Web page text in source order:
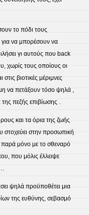
το πόδι τους
να μπορέσουν να
γι αυτούς που back
χωρίς τους οποίους οι
βιοτικές μέριμνες
να πετάξουν τόσο ψηλά ,
πεζής επιβίωσης .
και τα όρια της ζωής
στοχεύει στην προσωπική
παρά μόνο με το σθεναρό
που μόλις έλλειψε
ψηλά προϋποθέτει μια
της ευθύνης, σεβασμό